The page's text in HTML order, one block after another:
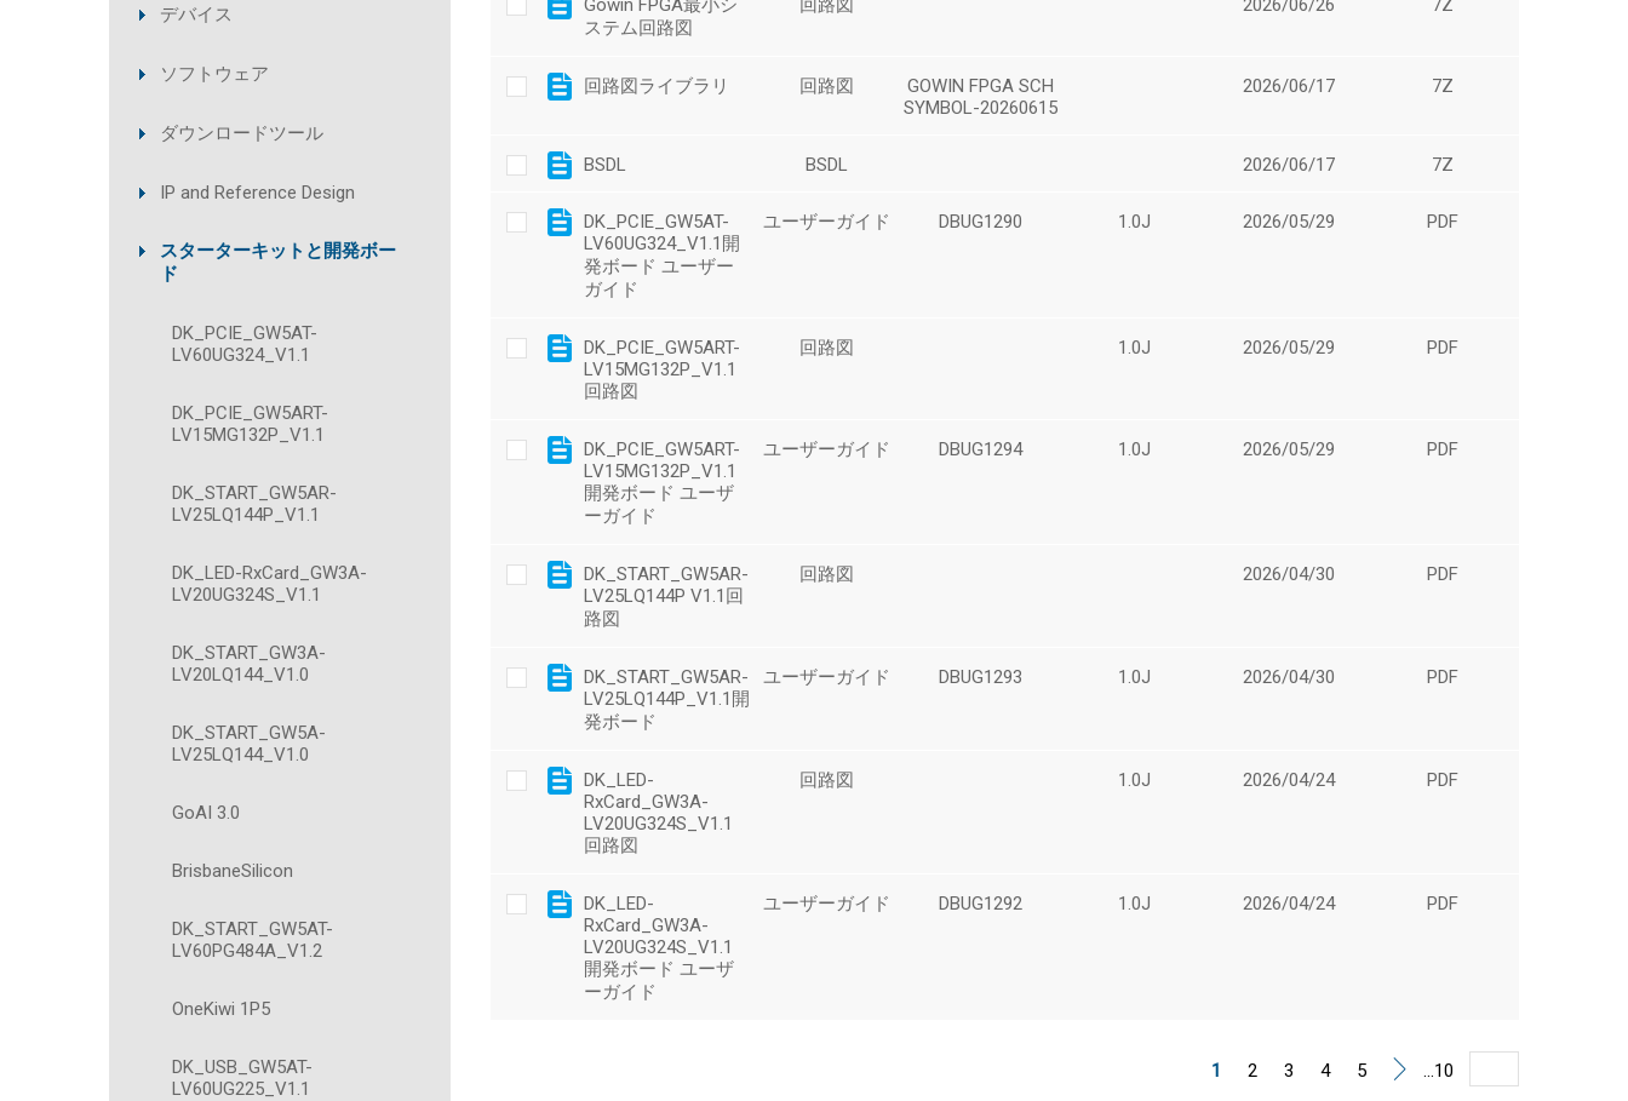
デバイス
ソフトウェア
ダウンロードツール
IP and Reference Design
スターターキットと開発ボー
ド
DK_PCIE_GW5AT-
LV60UG324_V1.1
DK_PCIE_GW5ART-
LV15MG132P_V1.1
DK_START_GW5AR-
LV25LQ144P_V1.1
DK_LED-RxCard_GW3A-
LV20UG324S_V1.1
DK_START_GW3A-
LV20LQ144_V1.0
DK_START_GW5A-
LV25LQ144_V1.0
GoAI 3.0
BrisbaneSilicon
DK_START_GW5AT-
LV60PG484A_V1.2
OneKiwi 1P5
DK_USB_GW5AT-
LV60UG225_V1.1